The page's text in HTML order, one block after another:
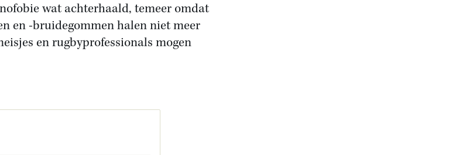
wat achterhaald, temeer omdat
en -bruidegommen halen niet meer
en rugbyprofessionals mogen